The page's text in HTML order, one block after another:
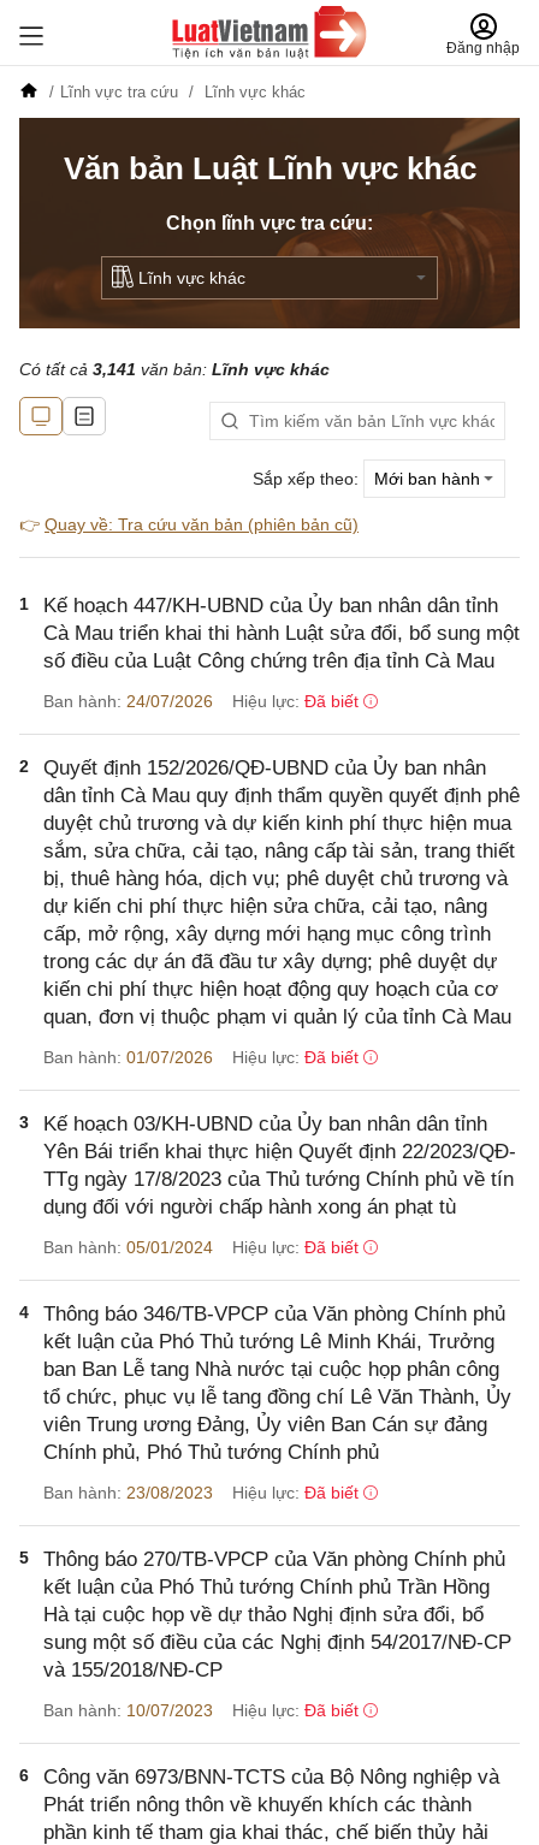
Đăng nhập
Lĩnh vực tra cứu Lĩnh vực khác
Văn bản Luật Lĩnh vực khác
Chọn lĩnh vực tra cứu:
Có tất cả 3,141 văn bản: Lĩnh vực khác
Sắp xếp theo:
👉 Quay về: Tra cứu văn bản (phiên bản cũ)
1
Kế hoạch 447/KH-UBND của Ủy ban nhân dân tỉnh
Cà Mau triển khai thi hành Luật sửa đổi, bổ sung một
số điều của Luật Công chứng trên địa tỉnh Cà Mau
Ban hành: 24/07/2026 Hiệu lực: Đã biết
2
Quyết định 152/2026/QĐ-UBND của Ủy ban nhân
dân tỉnh Cà Mau quy định thẩm quyền quyết định phê
duyệt chủ trương và dự kiến kinh phí thực hiện mua
sắm, sửa chữa, cải tạo, nâng cấp tài sản, trang thiết
bị, thuê hàng hóa, dịch vụ; phê duyệt chủ trương và
dự kiến chi phí thực hiện sửa chữa, cải tạo, nâng
cấp, mở rộng, xây dựng mới hạng mục công trình
trong các dự án đã đầu tư xây dựng; phê duyệt dự
kiến chi phí thực hiện hoạt động quy hoạch của cơ
quan, đơn vị thuộc phạm vi quản lý của tỉnh Cà Mau
Ban hành: 01/07/2026 Hiệu lực: Đã biết
3
Kế hoạch 03/KH-UBND của Ủy ban nhân dân tỉnh
Yên Bái triển khai thực hiện Quyết định 22/2023/QĐ-
TTg ngày 17/8/2023 của Thủ tướng Chính phủ về tín
dụng đối với người chấp hành xong án phạt tù
Ban hành: 05/01/2024 Hiệu lực: Đã biết
4
Thông báo 346/TB-VPCP của Văn phòng Chính phủ
kết luận của Phó Thủ tướng Lê Minh Khái, Trưởng
ban Ban Lễ tang Nhà nước tại cuộc họp phân công
tổ chức, phục vụ lễ tang đồng chí Lê Văn Thành, Ủy
viên Trung ương Đảng, Ủy viên Ban Cán sự đảng
Chính phủ, Phó Thủ tướng Chính phủ
Ban hành: 23/08/2023 Hiệu lực: Đã biết
5
Thông báo 270/TB-VPCP của Văn phòng Chính phủ
kết luận của Phó Thủ tướng Chính phủ Trần Hồng
Hà tại cuộc họp về dự thảo Nghị định sửa đổi, bổ
sung một số điều của các Nghị định 54/2017/NĐ-CP
và 155/2018/NĐ-CP
Ban hành: 10/07/2023 Hiệu lực: Đã biết
6
Công văn 6973/BNN-TCTS của Bộ Nông nghiệp và
Phát triển nông thôn về khuyến khích các thành
phần kinh tế tham gia khai thác, chế biến thủy hải